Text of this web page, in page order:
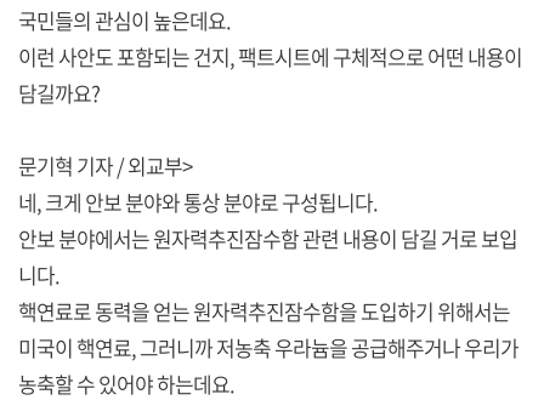
국민들의 관심이 높은데요.
이런 사안도 포함되는 건지, 팩트시트에 구체적으로 어떤 내용이
담길까요?
문기혁 기자 / 외교부>
네, 크게 안보 분야와 통상 분야로 구성됩니다.
안보 분야에서는 원자력추진잠수함 관련 내용이 담길 거로 보입
니다.
핵연료로 동력을 얻는 원자력추진잠수함을 도입하기 위해서는
미국이 핵연료, 그러니까 저농축 우라늄을 공급해주거나 우리가
농축할 수 있어야 하는데요.